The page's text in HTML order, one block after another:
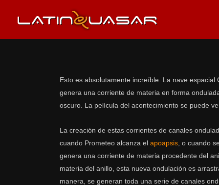
Esto es absolutamente increíble. La nave
genera una corriente de materia en forma
oscuro. La película del acontecimiento se puede
La creación de estas corrientes de canales
cuando Prometeo alcanza el apoapsis , o cuando
genera una corriente de materia procedente del
materia del anillo, esta nueva ondulación es
manera, se generan toda una serie de canales